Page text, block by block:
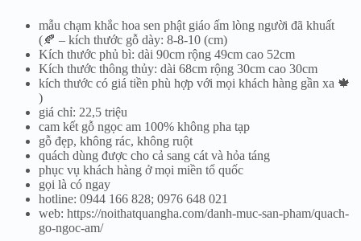
mẫu chạm khắc hoa sen phật giáo ấm lòng người đã khuất
(🍂 – kích thước gỗ dày: 8-8-10 (cm)
Kích thước phủ bì: dài 90cm rộng 49cm cao 52cm
Kích thước thông thủy: dài 68cm rộng 30cm cao 30cm
kích thước có giá tiền phù hợp với mọi khách hàng gần xa 🍁
)
giá chỉ: 22,5 triệu
cam kết gỗ ngọc am 100% không pha tạp
gỗ đẹp, không rác, không ruột
quách dùng được cho cả sang cát và hỏa táng
phục vụ khách hàng ở mọi miền tổ quốc
gọi là có ngay
hotline: 0944 166 828; 0976 648 021
web: https://noithatquangha.com/danh-muc-san-pham/quach-
go-ngoc-am/